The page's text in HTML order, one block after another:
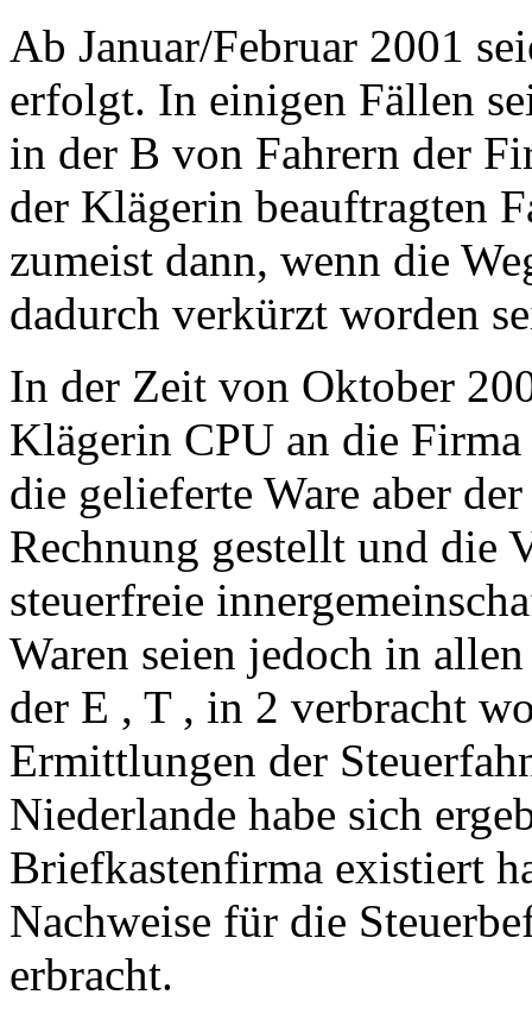
Ab Januar/Februar 2001
erfolgt. In einigen Fällen
in der B von Fahrern der
der Klägerin beauftragten
zumeist dann, wenn die
dadurch verkürzt worden
In der Zeit von Oktober
Klägerin CPU an die
die gelieferte Ware aber
Rechnung gestellt und die
steuerfreie
Waren seien jedoch in
der E , T , in 2 verbracht
Ermittlungen der
Niederlande habe sich
Briefkastenfirma existiert
Nachweise für die
erbracht.